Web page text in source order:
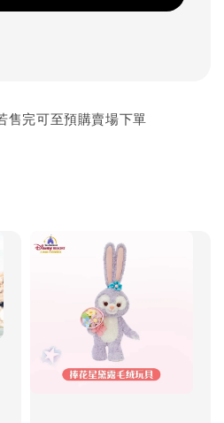
售完可至預購賣場下單